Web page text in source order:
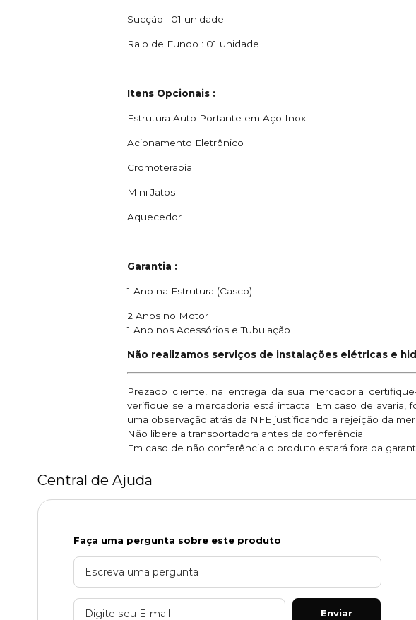
Sucção : 01 unidade
Ralo de Fundo : 01 unidade
Itens Opcionais :
Estrutura Auto Portante em Aço Inox
Acionamento Eletrônico
Cromoterapia
Mini Jatos
Aquecedor
Garantia :
1 Ano na Estrutura (Casco)
2 Anos no Motor
1 Ano nos Acessórios e Tubulação
Não realizamos serviços de instalações elétricas e
Prezado cliente, na entrega da sua mercadoria
verifique se a mercadoria está intacta. Em caso de
uma observação atrás da NFE justificando a rejeição da
Não libere a transportadora antes da conferência.
Em caso de não conferência o produto estará fora da
Central de Ajuda
Faça uma pergunta sobre este produto
Enviar